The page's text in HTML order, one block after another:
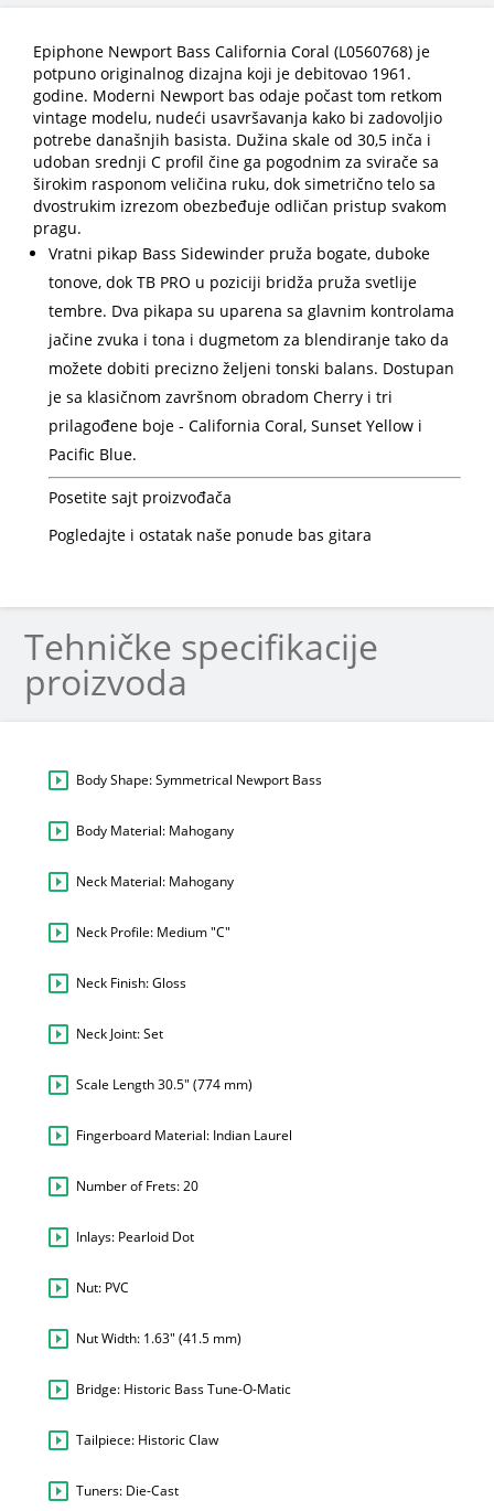
Epiphone Newport Bass California Coral (L0560768) je
potpuno originalnog dizajna koji je debitovao 1961.
godine. Moderni Newport bas odaje počast tom retkom
vintage modelu, nudeći usavršavanja kako bi zadovoljio
potrebe današnjih basista. Dužina skale od 30,5 inča i
udoban srednji C profil čine ga pogodnim za svirače sa
širokim rasponom veličina ruku, dok simetrično telo sa
dvostrukim izrezom obezbeđuje odličan pristup svakom
pragu.
Vratni pikap Bass Sidewinder pruža bogate, duboke
tonove, dok TB PRO u poziciji bridža pruža svetlije
tembre. Dva pikapa su uparena sa glavnim kontrolama
jačine zvuka i tona i dugmetom za blendiranje tako da
možete dobiti precizno željeni tonski balans. Dostupan
je sa klasičnom završnom obradom Cherry i tri
prilagođene boje - California Coral, Sunset Yellow i
Pacific Blue.
Posetite sajt proizvođača
Pogledajte i ostatak naše ponude bas gitara
Tehničke specifikacije
proizvoda
Body Shape: Symmetrical Newport Bass
Body Material: Mahogany
Neck Material: Mahogany
Neck Profile: Medium "C"
Neck Finish: Gloss
Neck Joint: Set
Scale Length 30.5" (774 mm)
Fingerboard Material: Indian Laurel
Number of Frets: 20
Inlays: Pearloid Dot
Nut: PVC
Nut Width: 1.63" (41.5 mm)
Bridge: Historic Bass Tune-O-Matic
Tailpiece: Historic Claw
Tuners: Die-Cast